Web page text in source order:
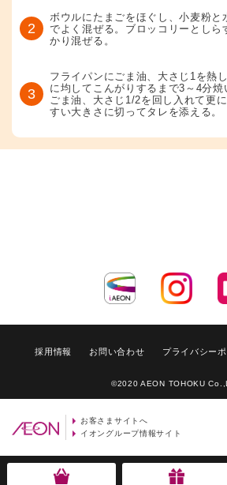
2
ボウルにたまごをほぐし、小麦粉と
でよく混ぜる。ブロッコリーとしら
かり混ぜる。
3
フライパンにごま油、大さじ1を熱
に均してこんがりするまで3～4分焼
ごま油、大さじ1/2を回し入れて更
すい大きさに切ってタレを添える。
採用情報 お問い合わせ プライバシー
©2020 AEON TOHOKU
お客さまサイトへ
イオングループ情報サイト